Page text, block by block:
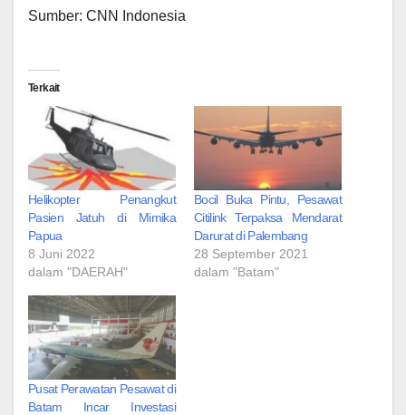
Sumber: CNN Indonesia
Terkait
Helikopter Penangkut
Pasien Jatuh di Mimika
Papua
8 Juni 2022
dalam "DAERAH"
Bocil Buka Pintu, Pesawat
Citilink Terpaksa Mendarat
Darurat di Palembang
28 September 2021
dalam "Batam"
Pusat Perawatan Pesawat di
Batam Incar Investasi